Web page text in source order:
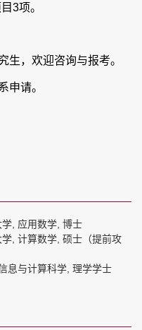
3项。
生，欢迎咨询与报考。
申请。
, 应用数学, 博士
, 计算数学, 硕士（提前攻
息与计算科学, 理学学士